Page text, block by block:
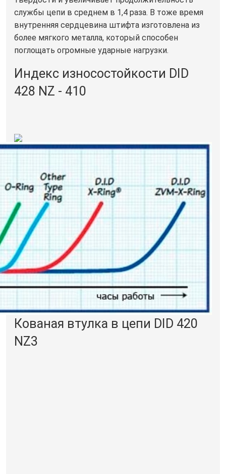
службы цепи в среднем в 1,4 раза. В тоже время
внутренняя сердцевина штифта изготовлена из
более мягкого металла, который способен
поглощать огромные ударные нагрузки.
Индекс износостойкости DID
428 NZ - 410
Кованая втулка в цепи DID 420
NZ3